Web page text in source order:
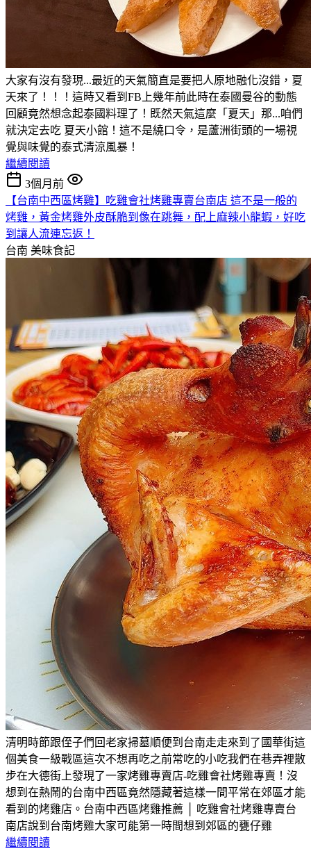
大家有沒有發現...最近的天氣簡直是要把人原地融化沒錯，夏
天來了！！！這時又看到FB上幾年前此時在泰國曼谷的動態
回顧竟然想念起泰國料理了！既然天氣這麼「夏天」那...咱們
就決定去吃 夏天小館！這不是繞口令，是蘆洲街頭的一場視
覺與味覺的泰式清涼風暴！
繼續閱讀
3個月前
【台南中西區烤雞】吃雞會社烤雞專賣台南店 這不是一般的
烤雞，黃金烤雞外皮酥脆到像在跳舞，配上麻辣小龍蝦，好吃
到讓人流連忘返！
台南 美味食記
清明時節跟侄子們回老家掃墓順便到台南走走來到了國華街這
個美食一級戰區這次不想再吃之前常吃的小吃我們在巷弄裡散
步在大德街上發現了一家烤雞專賣店-吃雞會社烤雞專賣！沒
想到在熱鬧的台南中西區竟然隱藏著這樣一間平常在郊區才能
看到的烤雞店。台南中西區烤雞推薦 │ 吃雞會社烤雞專賣台
南店說到台南烤雞大家可能第一時間想到郊區的甕仔雞
繼續閱讀